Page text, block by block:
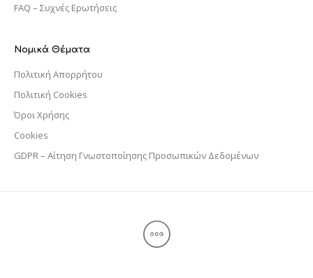
FAQ – Συχνές Ερωτήσεις
Νομικά Θέματα
Πολιτική Απορρήτου
Πολιτική Cookies
Όροι Χρήσης
Cookies
GDPR – Αίτηση Γνωστοποίησης Προσωπικών Δεδομένων